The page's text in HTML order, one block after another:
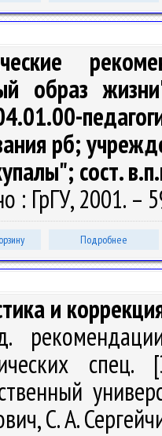
образ
рб;
сост.
: ГрГУ, 2001. –
Подробнее
и
С. А.